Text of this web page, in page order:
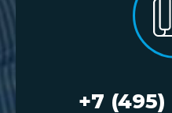
+7 (495)